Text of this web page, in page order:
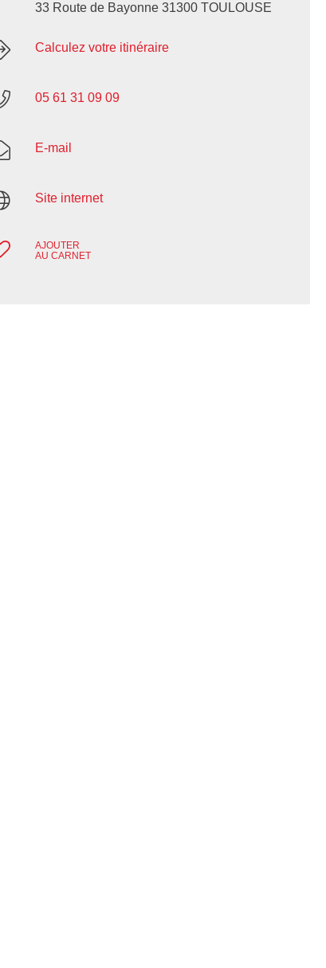
33 Route de Bayonne 31300 TOULOUSE
Calculez votre itinéraire
05 61 31 09 09
E-mail
Site internet
AJOUTER
AU CARNET